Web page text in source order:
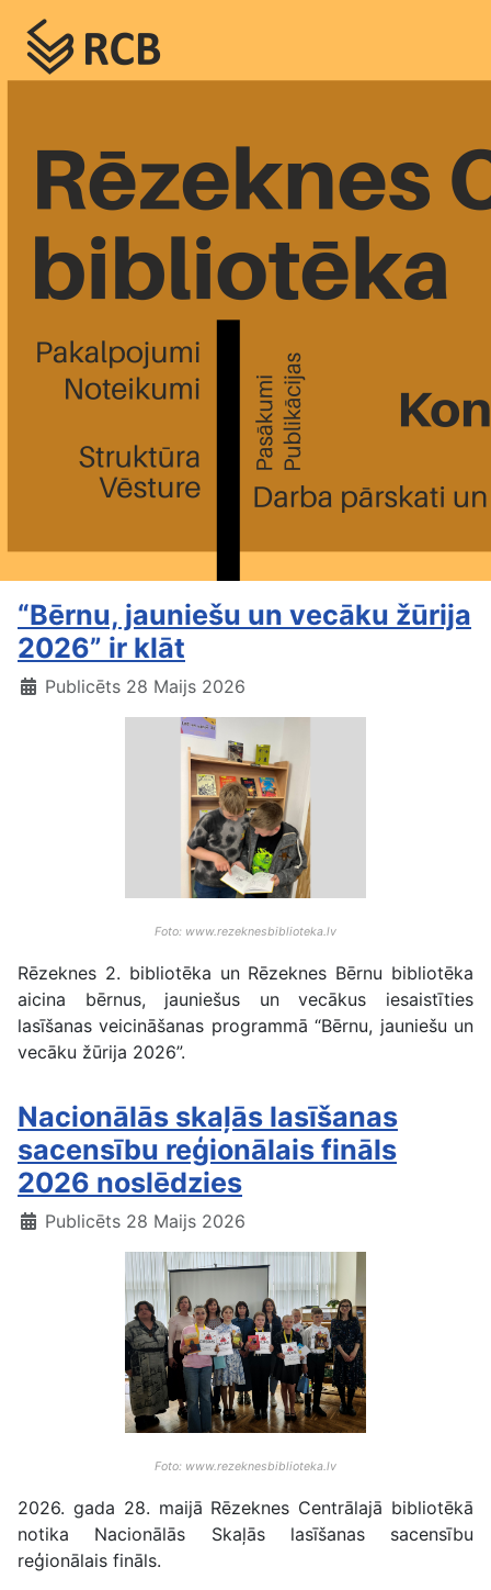
“Bērnu, jauniešu un vecāku žūrija
2026” ir klāt
Publicēts 28 Maijs 2026
Foto: www.rezeknesbiblioteka.lv
Rēzeknes 2. bibliotēka un Rēzeknes Bērnu bibliotēka
aicina bērnus, jauniešus un vecākus iesaistīties
lasīšanas veicināšanas programmā “Bērnu, jauniešu un
vecāku žūrija 2026”.
Nacionālās skaļās lasīšanas
sacensību reģionālais fināls
2026 noslēdzies
Publicēts 28 Maijs 2026
Foto: www.rezeknesbiblioteka.lv
2026. gada 28. maijā Rēzeknes Centrālajā bibliotēkā
notika Nacionālās Skaļās lasīšanas sacensību
reģionālais fināls.